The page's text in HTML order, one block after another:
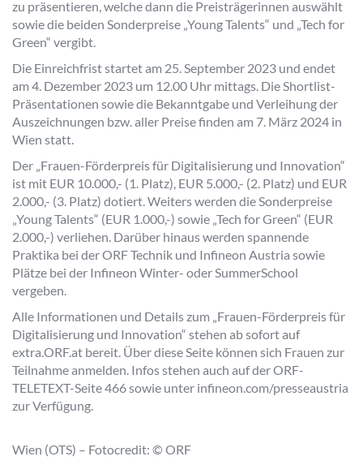
zu präsentieren, welche dann die Preisträgerinnen auswählt
sowie die beiden Sonderpreise „Young Talents“ und „Tech for
Green“ vergibt.
Die Einreichfrist startet am 25. September 2023 und endet
am 4. Dezember 2023 um 12.00 Uhr mittags. Die Shortlist-
Präsentationen sowie die Bekanntgabe und Verleihung der
Auszeichnungen bzw. aller Preise finden am 7. März 2024 in
Wien statt.
Der „Frauen-Förderpreis für Digitalisierung und Innovation“
ist mit EUR 10.000,- (1. Platz), EUR 5.000,- (2. Platz) und EUR
2.000,- (3. Platz) dotiert. Weiters werden die Sonderpreise
„Young Talents“ (EUR 1.000,-) sowie „Tech for Green“ (EUR
2.000,-) verliehen. Darüber hinaus werden spannende
Praktika bei der ORF Technik und Infineon Austria sowie
Plätze bei der Infineon Winter- oder SummerSchool
vergeben.
Alle Informationen und Details zum „Frauen-Förderpreis für
Digitalisierung und Innovation“ stehen ab sofort auf
extra.ORF.at bereit. Über diese Seite können sich Frauen zur
Teilnahme anmelden. Infos stehen auch auf der ORF-
TELETEXT-Seite 466 sowie unter infineon.com/presseaustria
zur Verfügung.
Wien (OTS) – Fotocredit: © ORF